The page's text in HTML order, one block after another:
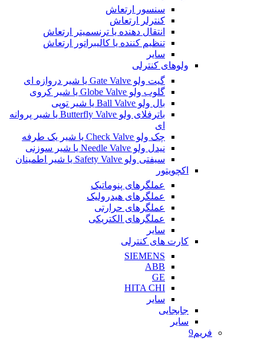
سنسور ارتعاش
کنترلر ارتعاش
انتقال دهنده یا ترنسمیتر ارتعاش
تنظیم کننده یا کالیبراتور ارتعاش
سایر
ولوهای کنترلی
گیت ولو Gate Valve یا شیر دروازه ای
گلوب ولو Globe Valve یا شیر کروی
بال ولو Ball Valve یا شیر توپی
باترفلای ولو Butterfly Valve یا شیر پروانه
ای
چک ولو Check Valve یا شیر یک طرفه
نیدل ولو Needle Valve یا شیر سوزنی
سیفتی ولو Safety Valve یا شیر اطمینان
اکچویتور
عملگرهای پنوماتیک
عملگرهای هیدرولیک
عملگرهای حرارتی
عملگرهای الکتریکی
سایر
کارت های کنترلی
SIEMENS
ABB
GE
HITA CHI
سایر
جابجایی
سایر
فریم9